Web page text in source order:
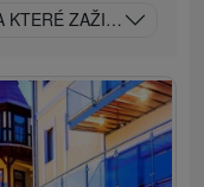
KTERÉ ZAŽIJETE